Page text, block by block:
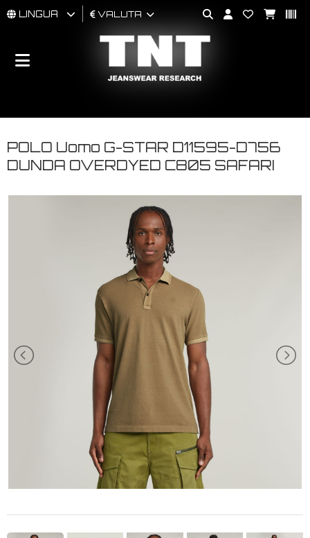
UOMO
BRAND
LINGUA VALUTA
POLO Uomo G-STAR D11595-D756
DUNDA OVERDYED C805 SAFARI